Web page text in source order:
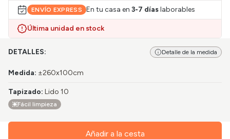
ENVÍO EXPRESS En tu casa en 3-7 díaslaborables
Última unidad en stock
DETALLES: Detalle de la medida
Medida: ±260x100cm
Tapizado: Lido 10
Fácil limpieza
Añadir a la cesta